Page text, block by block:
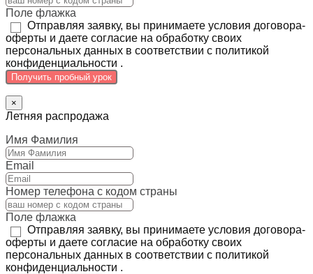
Поле флажка
Отправляя заявку, вы принимаете условия договора-
оферты и даете согласие на обработку своих
персональных данных в соответствии с политикой
конфиденциальности .
Получить пробный урок
×
Летняя распродажа
Имя Фамилия
Email
Номер телефона с кодом страны
Поле флажка
Отправляя заявку, вы принимаете условия договора-
оферты и даете согласие на обработку своих
персональных данных в соответствии с политикой
конфиденциальности .